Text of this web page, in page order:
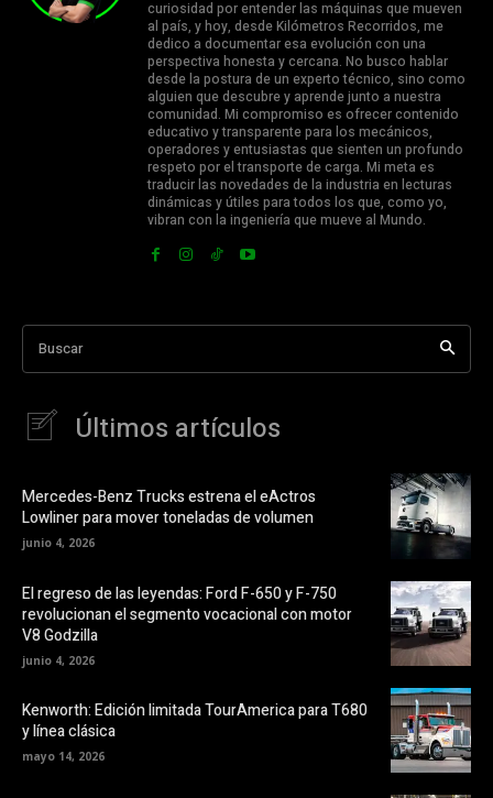
curiosidad por entender las máquinas que mueven
al país, y hoy, desde Kilómetros Recorridos, me
dedico a documentar esa evolución con una
perspectiva honesta y cercana. No busco hablar
desde la postura de un experto técnico, sino como
alguien que descubre y aprende junto a nuestra
comunidad. Mi compromiso es ofrecer contenido
educativo y transparente para los mecánicos,
operadores y entusiastas que sienten un profundo
respeto por el transporte de carga. Mi meta es
traducir las novedades de la industria en lecturas
dinámicas y útiles para todos los que, como yo,
vibran con la ingeniería que mueve al Mundo.
Buscar
Últimos artículos
Mercedes-Benz Trucks estrena el eActros
Lowliner para mover toneladas de volumen
junio 4, 2026
El regreso de las leyendas: Ford F-650 y F-750
revolucionan el segmento vocacional con motor
V8 Godzilla
junio 4, 2026
Kenworth: Edición limitada TourAmerica para T680
y línea clásica
mayo 14, 2026